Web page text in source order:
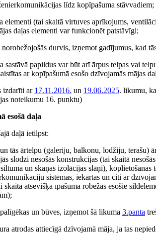
līdz kopīpašuma stāvvadiem;
elementi (tai skaitā virtuves aprīkojums,
daļas elementi var funkcionēt patstāvīgi;
durvis, izņemot gadījumus, kad
sastāvā papildus var būt arī ārpus telpas vai
ar kopīpašumā esošo dzīvojamās mājas
izdarīti ar 17.11.2016. un 19.06.2025. likumu,
noteikumu 16. punktu)
esošā daļa
daļā ietilpst:
tās ārtelpu (galeriju, balkonu, lodžiju, terašu)
slodzi nesošās konstrukcijas (tai skaitā
un skaņas izolācijas slāņi),
sistēmas, iekārtas un citi ar
skaitā atsevišķā īpašuma robežās esošie
un būves, izņemot šā likuma 3.panta
atrodas attiecīgā dzīvojamā māja, ja tas